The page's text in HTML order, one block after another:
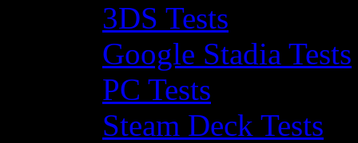
3DS Tests
Google Stadia Tests
PC Tests
Steam Deck Tests